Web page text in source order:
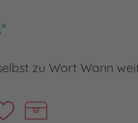
zu Wort Wann